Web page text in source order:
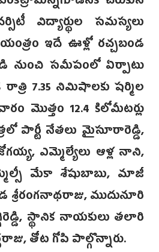
విద్యార్థుల సమస్యలు
ఇదే ఊళ్లో రచ్చబండ
నుంచి సమీపంలో ఏర్పాటు
7.35 నిమిషాలకు షర్మిల
మొత్తం 12.4 కిలోమీటర్లు
పార్టీ నేతలు మైసూరారెడ్డి,
ఎమ్మెల్యేలు ఆళ్ల నాని,
మేకా శేషుబాబు, మాజీ
శ్రీరంగనాథరాజు, ముదునూరి
స్థానిక నాయకులు తలారి
తోట గోపి పాల్గొన్నారు.